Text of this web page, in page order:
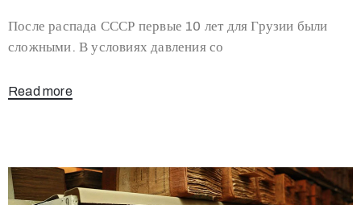
После распада СССР первые 10 лет для Грузии были
сложными. В условиях давления со
Read more